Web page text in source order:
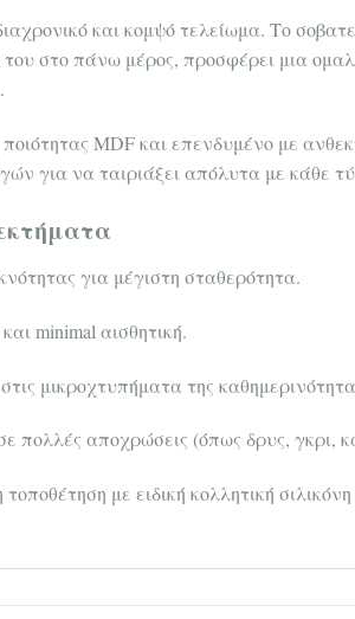
και κομψό τελείωμα. Το
στο πάνω μέρος, προσφέρει μια
MDF και επενδυμένο με
για να ταιριάξει απόλυτα με κάθε
για μέγιστη σταθερότητα.
minimal αισθητική.
μικροχτυπήματα της
πολλές αποχρώσεις (όπως δρυς,
με ειδική κολλητική